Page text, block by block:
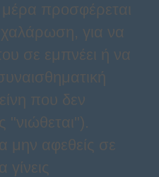
προσφέρεται
χαλάρωση, για να
σε εμπνέει ή να
που δεν
μην αφεθείς σε